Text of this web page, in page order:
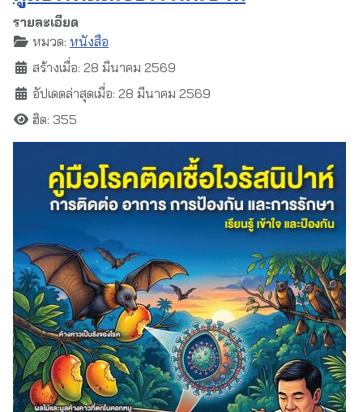
รายละเอียด
หมวด: หนังสือ
สร้างเมื่อ: 28 มีนาคม 2569
อัปเดตล่าสุดเมื่อ: 28 มีนาคม 2569
ฮิต: 355